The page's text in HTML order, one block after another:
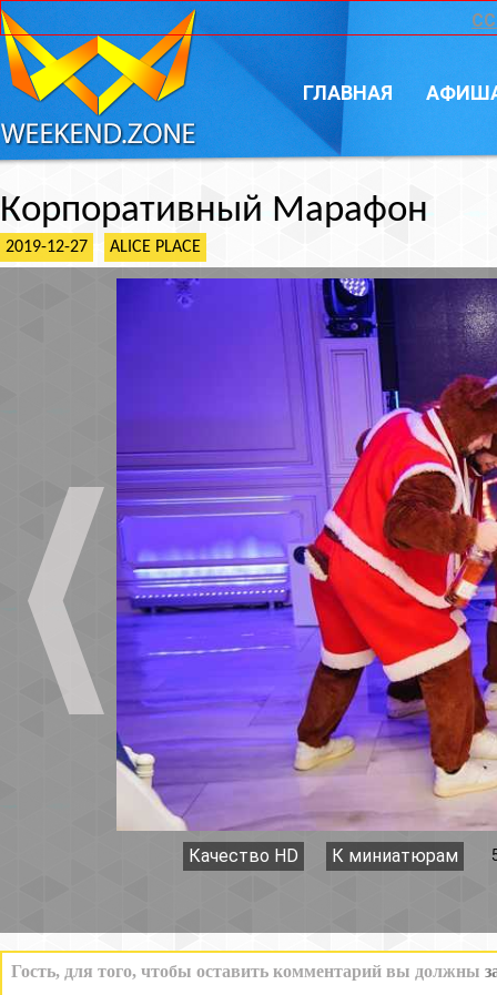
ГЛАВНАЯ
Корпоративный Марафон
2019-12-27 ALICE PLACE
Качество HD К миниатюрам